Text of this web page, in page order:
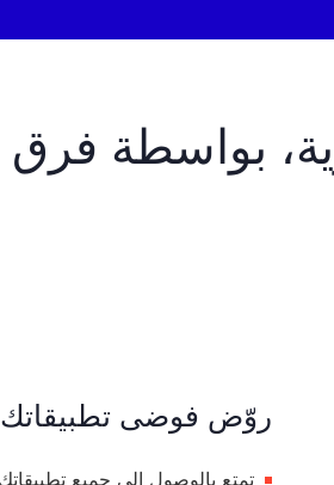
بواسطة فرق
روّض فوضى تطبيقاتك
تمتع بالوصول إلى جميع